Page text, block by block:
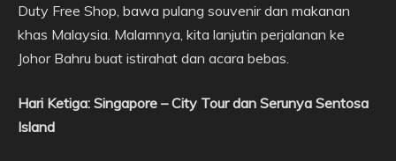
Duty Free Shop, bawa pulang souvenir dan makanan
khas Malaysia. Malamnya, kita lanjutin perjalanan ke
Johor Bahru buat istirahat dan acara bebas.
Hari Ketiga: Singapore – City Tour dan Serunya Sentosa
Island